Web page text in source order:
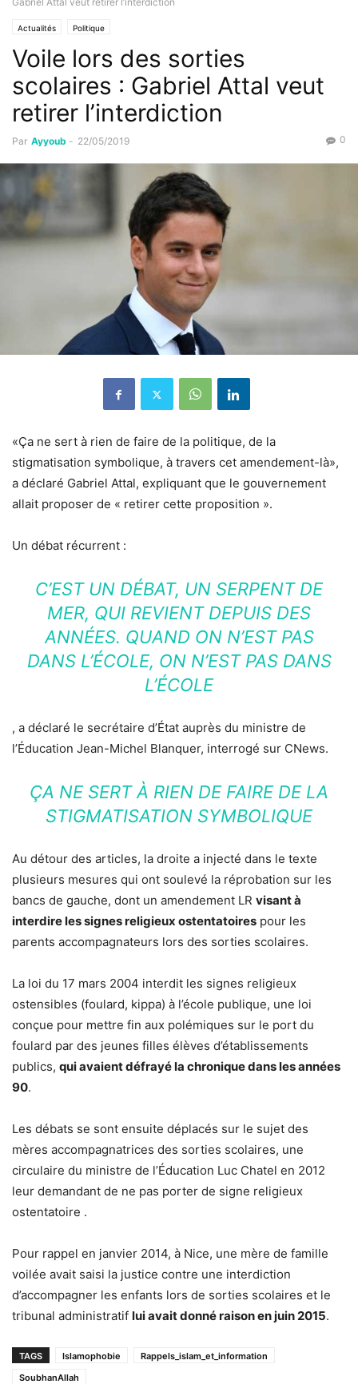
Actualités Politique
Voile lors des sorties
scolaires : Gabriel Attal veut
retirer l’interdiction
Par Ayyoub - 22/05/2019 0
«Ça ne sert à rien de faire de la politique, de la
stigmatisation symbolique, à travers cet amendement-là»,
a déclaré Gabriel Attal, expliquant que le gouvernement
allait proposer de « retirer cette proposition ».
Un débat récurrent :
C’EST UN DÉBAT, UN SERPENT DE
MER, QUI REVIENT DEPUIS DES
ANNÉES. QUAND ON N’EST PAS
DANS L’ÉCOLE, ON N’EST PAS DANS
L’ÉCOLE
, a déclaré le secrétaire d’État auprès du ministre de
l’Éducation Jean-Michel Blanquer, interrogé sur CNews.
ÇA NE SERT À RIEN DE FAIRE DE LA
STIGMATISATION SYMBOLIQUE
Au détour des articles, la droite a injecté dans le texte
plusieurs mesures qui ont soulevé la réprobation sur les
bancs de gauche, dont un amendement LR visant à
interdire les signes religieux ostentatoires pour les
parents accompagnateurs lors des sorties scolaires.
La loi du 17 mars 2004 interdit les signes religieux
ostensibles (foulard, kippa) à l’école publique, une loi
conçue pour mettre fin aux polémiques sur le port du
foulard par des jeunes filles élèves d’établissements
publics, qui avaient défrayé la chronique dans les années
90.
Les débats se sont ensuite déplacés sur le sujet des
mères accompagnatrices des sorties scolaires, une
circulaire du ministre de l’Éducation Luc Chatel en 2012
leur demandant de ne pas porter de signe religieux
ostentatoire .
Pour rappel en janvier 2014, à Nice, une mère de famille
voilée avait saisi la justice contre une interdiction
d’accompagner les enfants lors de sorties scolaires et le
tribunal administratif lui avait donné raison en juin 2015.
TAGS Islamophobie
Rappels_islam_et_information
SoubhanAllah